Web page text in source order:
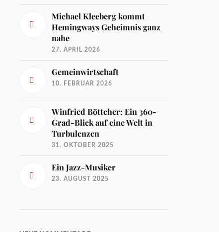
Michael Kleeberg kommt
Hemingways Geheimnis ganz
nahe
27. APRIL 2026
Gemeinwirtschaft
10. FEBRUAR 2026
Winfried Böttcher: Ein 360-
Grad-Blick auf eine Welt in
Turbulenzen
31. OKTOBER 2025
Ein Jazz-Musiker
23. AUGUST 2025